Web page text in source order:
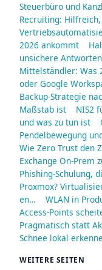
Steuerbüro und
Recruiting:
2026 ankommt
unsichere
Mittelständler: Was
oder Google
Backup-Strategie
Maßstab ist
NIS2
und was zu tun ist
Pendelbewegung
Wie Zero Trust den
Exchange On-Prem
Phishing-Schulung,
Proxmox?
en…
WLAN in
Access-Points
Pragmatisch statt
Schnee lokal
WEITERE SEITEN